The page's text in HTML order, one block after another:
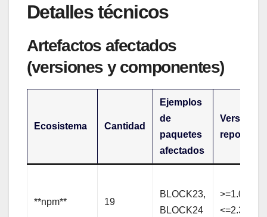
Detalles técnicos
Artefactos afectados
(versiones y componentes)
Ecosistema Cantidad
Ejemplos
de
paquetes
afectados
Versiones
**npm** 19
BLOCK23,
BLOCK24
>=1.0.0
<=2.3.4